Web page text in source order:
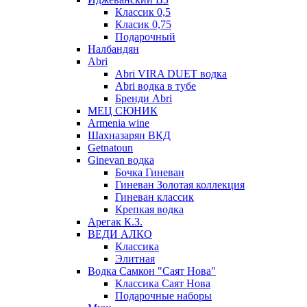
Классик 0,5
Класик 0,75
Подарочный
Налбандян
Abri
Abri VIRA DUET водка
Abri водка в тубе
Бренди Abri
МЕЦ СЮНИК
Armenia wine
Шахназарян ВКД
Getnatoun
Ginevan водка
Бочка Гиневан
Гиневан Золотая коллекция
Гиневан классик
Крепкая водка
Арегак К.З.
ВЕДИ АЛКО
Классика
Элитная
Водка Самкон "Саят Нова"
Классика Саят Нова
Подарочные наборы